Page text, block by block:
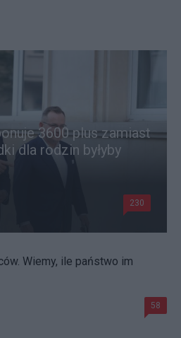
3600 plus zamiast
dla rodzin byłyby
230
Wiemy, ile państwo im
58